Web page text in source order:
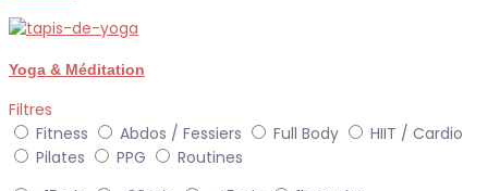
Yoga & Méditation
Filtres
Fitness
Abdos / Fessiers Full Body
HIIT / Cardio
Pilates
PPG
Routines